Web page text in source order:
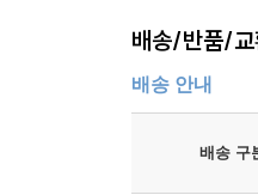
배송/반품/교
배송 안내
배송 구